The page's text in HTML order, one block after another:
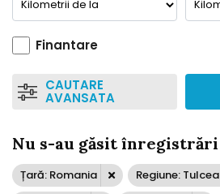
Finantare
CAUTARE
AVANSATA
Nu s-au găsit înregistrări
Țară: Romania
Regiune: Tulcea